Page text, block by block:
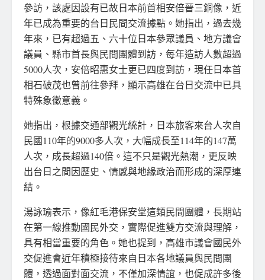
參訪，該處因設有已故日本前首相安倍晉三銅像，近
年已成為重要的台日民間交流據點。她指出，過去幾
年來，已有超過五、六十位日本參眾議員、地方議會
議員、縣市首長與民間團體到訪，每年造訪人數超過
5000人次，安倍昭惠女士更已四度到訪，現任日本首
相石破茂也曾前往參拜，顯示高雄在台日交流中已具
特殊象徵意義。
她指出，根據交通部觀光統計，日本旅客來台人次自
民國110年的9000多人次，大幅成長至114年的147萬
人次，成長超過140倍。這不只是觀光熱潮，更反映
出台日之間因歷史、情感與地緣政治而形成的深厚連
結。
湯詠瑜表示，像紅毛港保安堂這類民間團體，長期站
在第一線推動國民外交，實際促進雙方交流與理解，
具有相當重要的角色。她也提到，高雄市議會國民外
交促進會近年積極接待來自日本各地議員與民間團
體，透過面對面交流，不僅加深情誼，也促成許多後